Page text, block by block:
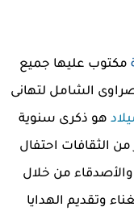
مكتوب عليها جميع
الشامل لتهانى
هو ذكرى سنوية
الثقافات احتفال
والأصدقاء من خلال
وتقديم الهدايا